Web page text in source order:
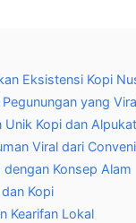
Eksistensi Kopi
yang
Unik Kopi dan Alpukat
Viral dari
Konsep Alam
Kopi
Kearifan Lokal